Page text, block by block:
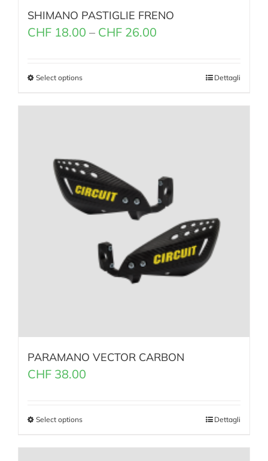
SHIMANO PASTIGLIE FRENO
CHF 18.00 – CHF 26.00
Select options Dettagli
PARAMANO VECTOR CARBON
CHF 38.00
Select options Dettagli